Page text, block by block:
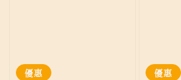
優惠 優惠